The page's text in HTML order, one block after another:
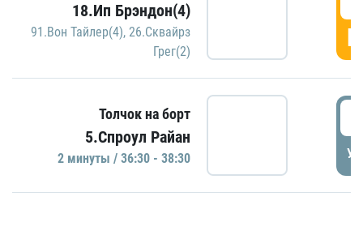
18.Ип Брэндон(4)
91.Вон Тайлер(4), 26.Сквайрз
Грег(2)
Толчок на борт
5.Спроул Райан
2 минуты / 36:30 - 38:30